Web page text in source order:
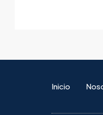
Inicio